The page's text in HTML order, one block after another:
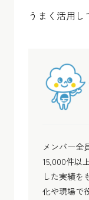
うまく活用し
メンバー全
15,000件以
した実績を
化や現場で